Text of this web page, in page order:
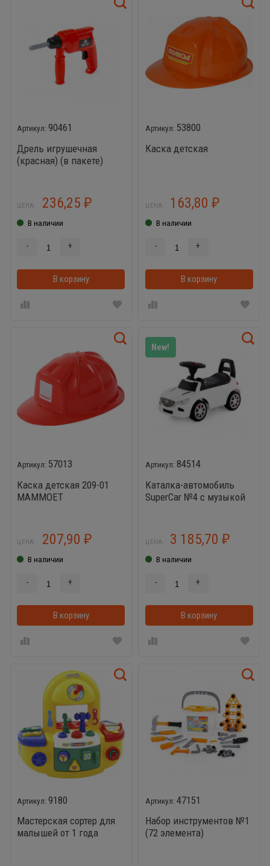
90461
Дрель игрушечная
(красная) (в пакете)
ЦЕНА: 236,25 ₽
В наличии
- +
В корзину В корзинке
53800
Каска детская
ЦЕНА: 163,80₽
В наличии
- +
В корзину
57013
Каска детская 209-01
MAMMOET
ЦЕНА: 207,90 ₽
В наличии
- +
В корзину В корзинке
New!
84514
Каталка-автомобиль
SuperCar №4 с музыкой
ЦЕНА: 3 185,70₽
В наличии
- +
В корзину
9180
Мастерская сортер для
малышей от 1 года
47151
Набор инструментов №1
(72 элемента)